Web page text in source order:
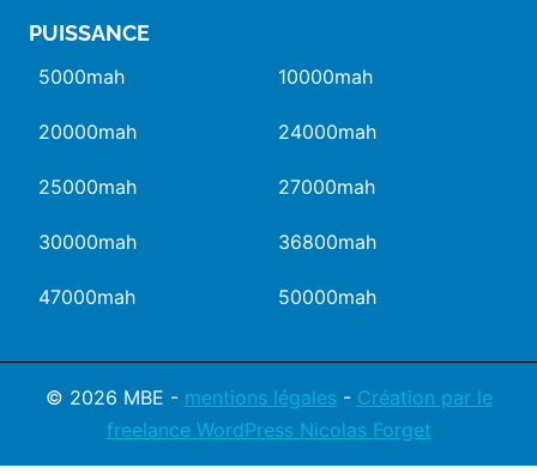
PUISSANCE
5000mah 10000mah
20000mah 24000mah
25000mah 27000mah
30000mah 36800mah
47000mah 50000mah
© 2026 MBE - mentions légales- Création par le
freelance WordPress Nicolas Forget